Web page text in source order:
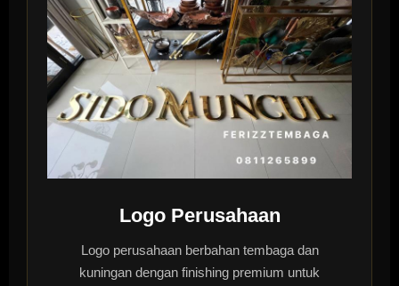
Logo Perusahaan
Logo perusahaan berbahan tembaga dan
kuningan dengan finishing premium untuk